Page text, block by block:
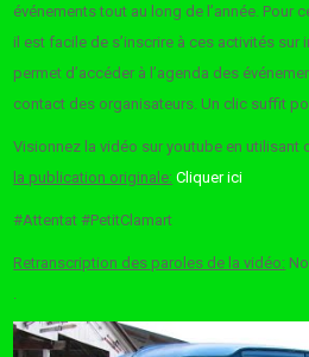
événements tout au long de l’année. Pour
il est facile de s’inscrire à ces activités sur
permet d’accéder à l’agenda des
contact des organisateurs. Un clic suffit
Visionnez la vidéo sur youtube en utilisant
la publication originale: Cliquer ici
#Attentat #PetitClamart
Retranscription des paroles de la vidéo: